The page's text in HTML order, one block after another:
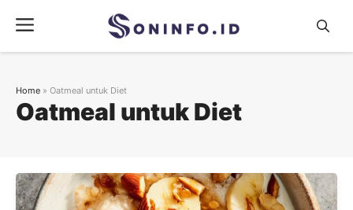
content
Menu
Oatmeal untuk Diet
Home » Oatmeal untuk Diet